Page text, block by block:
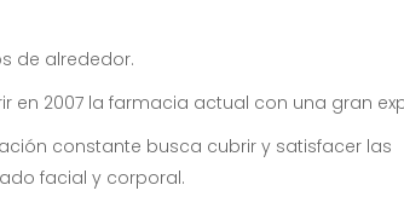
de alrededor.
2007 la farmacia actual con una gran
constante busca cubrir y satisfacer las
facial y corporal.